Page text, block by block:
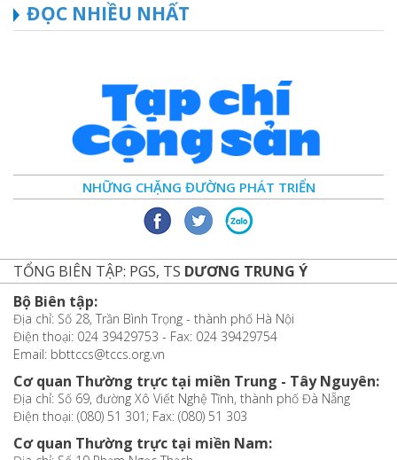
ĐỌC NHIỀU NHẤT
NHỮNG CHẶNG ĐƯỜNG PHÁT TRIỂN
TỔNG BIÊN TẬP: PGS, TS DƯƠNG TRUNG Ý
Bộ Biên tập:
Địa chỉ: Số 28, Trần Bình Trọng - thành phố Hà Nội
Điện thoại: 024 39429753 - Fax: 024 39429754
Email: bbttccs@tccs.org.vn
Cơ quan Thường trực tại miền Trung - Tây Nguyên:
Địa chỉ: Số 69, đường Xô Viết Nghệ Tĩnh, thành phố Đà Nẵng
Điện thoại: (080) 51 301; Fax: (080) 51 303
Cơ quan Thường trực tại miền Nam: